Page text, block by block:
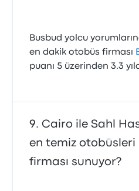
Busbud yolcu
en dakik otobüs firması
puanı 5 üzerinden 3.3
Cairo ile Sahl
en temiz
firması sunuyor?